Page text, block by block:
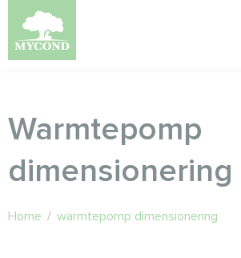
Warmtepomp
dimensionering
Home / warmtepomp dimensionering